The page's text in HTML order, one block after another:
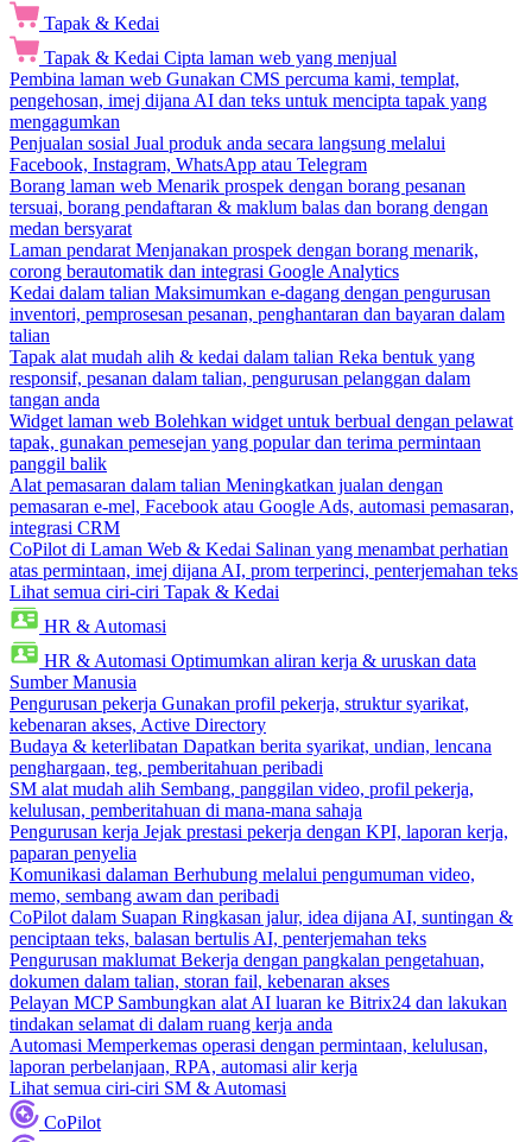
Tapak & Kedai
Tapak & Kedai Cipta laman web yang menjual
Pembina laman web Gunakan CMS percuma kami, templat,
pengehosan, imej dijana AI dan teks untuk mencipta tapak yang
mengagumkan
Penjualan sosial Jual produk anda secara langsung melalui
Facebook, Instagram, WhatsApp atau Telegram
Borang laman web Menarik prospek dengan borang pesanan
tersuai, borang pendaftaran & maklum balas dan borang dengan
medan bersyarat
Laman pendarat Menjanakan prospek dengan borang menarik,
corong berautomatik dan integrasi Google Analytics
Kedai dalam talian Maksimumkan e-dagang dengan pengurusan
inventori, pemprosesan pesanan, penghantaran dan bayaran dalam
talian
Tapak alat mudah alih & kedai dalam talian Reka bentuk yang
responsif, pesanan dalam talian, pengurusan pelanggan dalam
tangan anda
Widget laman web Bolehkan widget untuk berbual dengan pelawat
tapak, gunakan pemesejan yang popular dan terima permintaan
panggil balik
Alat pemasaran dalam talian Meningkatkan jualan dengan
pemasaran e-mel, Facebook atau Google Ads, automasi pemasaran,
integrasi CRM
CoPilot di Laman Web & Kedai Salinan yang menambat perhatian
atas permintaan, imej dijana AI, prom terperinci, penterjemahan teks
Lihat semua ciri-ciri Tapak & Kedai
HR & Automasi
HR & Automasi Optimumkan aliran kerja & uruskan data
Sumber Manusia
Pengurusan pekerja Gunakan profil pekerja, struktur syarikat,
kebenaran akses, Active Directory
Budaya & keterlibatan Dapatkan berita syarikat, undian, lencana
penghargaan, teg, pemberitahuan peribadi
SM alat mudah alih Sembang, panggilan video, profil pekerja,
kelulusan, pemberitahuan di mana-mana sahaja
Pengurusan kerja Jejak prestasi pekerja dengan KPI, laporan kerja,
paparan penyelia
Komunikasi dalaman Berhubung melalui pengumuman video,
memo, sembang awam dan peribadi
CoPilot dalam Suapan Ringkasan jalur, idea dijana AI, suntingan &
penciptaan teks, balasan bertulis AI, penterjemahan teks
Pengurusan maklumat Bekerja dengan pangkalan pengetahuan,
dokumen dalam talian, storan fail, kebenaran akses
Pelayan MCP Sambungkan alat AI luaran ke Bitrix24 dan lakukan
tindakan selamat di dalam ruang kerja anda
Automasi Memperkemas operasi dengan permintaan, kelulusan,
laporan perbelanjaan, RPA, automasi alir kerja
Lihat semua ciri-ciri SM & Automasi
CoPilot